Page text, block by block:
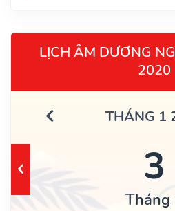
LỊCH ÂM DƯƠNG
2020
THÁNG 1
3
Tháng